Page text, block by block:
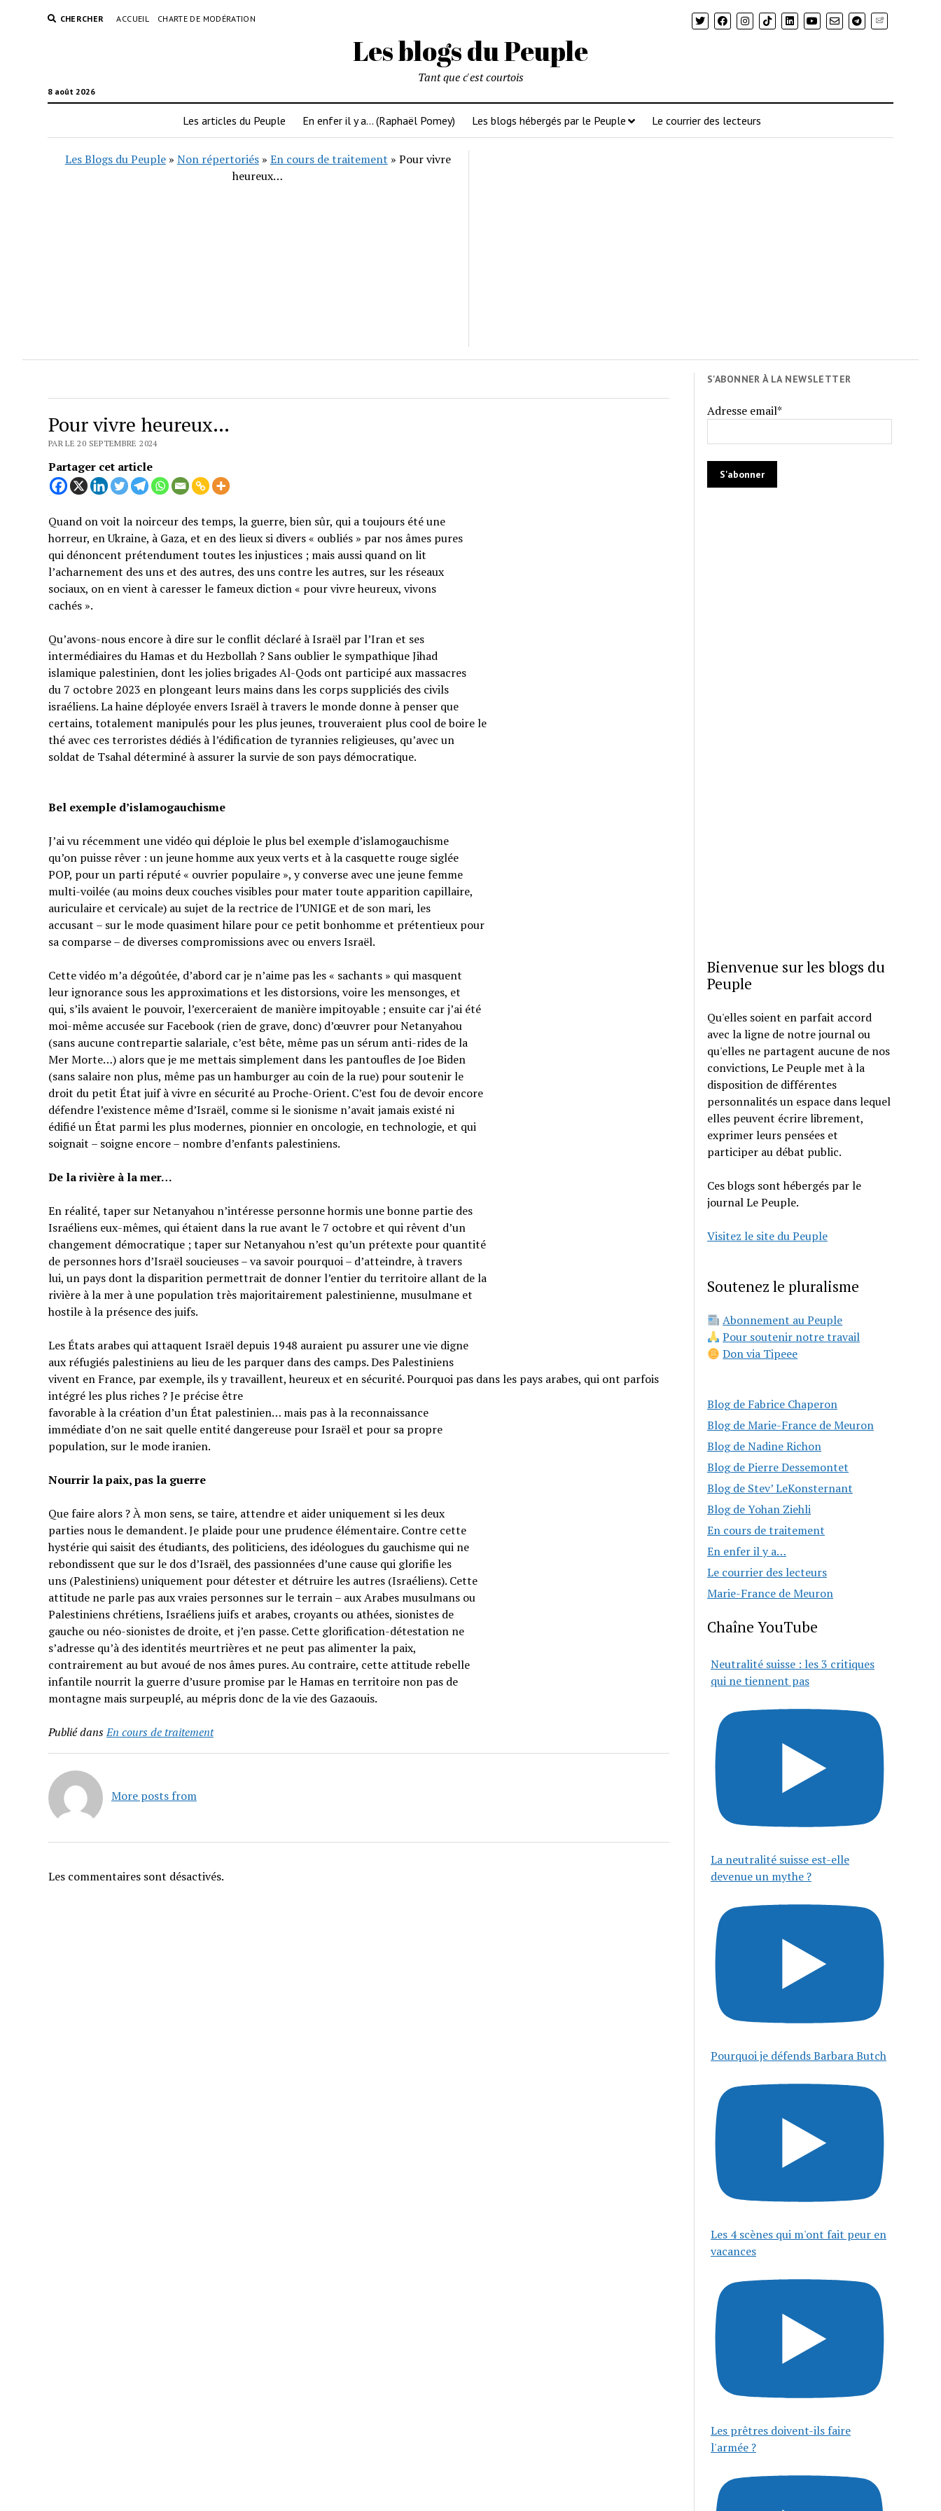
CHERCHER ACCUEIL CHARTE DE MODÉRATION Newsletter
Les blogs du Peuple
8 août 2026
Tant que c'est courtois
Les articles du Peuple En enfer il y a… (Raphaël Pomey) Les blogs hébergés par le Peuple Le courrier des lecteurs
Les Blogs du Peuple» Non répertoriés» En cours de traitement » Pour vivre
heureux…
Pour vivre heureux…
PAR LE 20 SEPTEMBRE 2024
Partager cet article
Quand on voit la noirceur des temps, la guerre, bien sûr, qui a toujours été une
horreur, en Ukraine, à Gaza, et en des lieux si divers « oubliés » par nos âmes pures
qui dénoncent prétendument toutes les injustices ; mais aussi quand on lit
l’acharnement des uns et des autres, des uns contre les autres, sur les réseaux
sociaux, on en vient à caresser le fameux diction « pour vivre heureux, vivons
cachés ».
Qu’avons-nous encore à dire sur le conflit déclaré à Israël par l’Iran et ses
intermédiaires du Hamas et du Hezbollah ? Sans oublier le sympathique Jihad
islamique palestinien, dont les jolies brigades Al-Qods ont participé aux massacres
du 7 octobre 2023 en plongeant leurs mains dans les corps suppliciés des civils
israéliens. La haine déployée envers Israël à travers le monde donne à penser que
certains, totalement manipulés pour les plus jeunes, trouveraient plus cool de boire le
thé avec ces terroristes dédiés à l’édification de tyrannies religieuses, qu’avec un
soldat de Tsahal déterminé à assurer la survie de son pays démocratique.
Bel exemple d’islamogauchisme
J’ai vu récemment une vidéo qui déploie le plus bel exemple d’islamogauchisme
qu’on puisse rêver : un jeune homme aux yeux verts et à la casquette rouge siglée
POP, pour un parti réputé « ouvrier populaire », y converse avec une jeune femme
multi-voilée (au moins deux couches visibles pour mater toute apparition capillaire,
auriculaire et cervicale) au sujet de la rectrice de l’UNIGE et de son mari, les
accusant – sur le mode quasiment hilare pour ce petit bonhomme et prétentieux pour
sa comparse – de diverses compromissions avec ou envers Israël.
Cette vidéo m’a dégoûtée, d’abord car je n’aime pas les « sachants » qui masquent
leur ignorance sous les approximations et les distorsions, voire les mensonges, et
qui, s’ils avaient le pouvoir, l’exerceraient de manière impitoyable ; ensuite car j’ai été
moi-même accusée sur Facebook (rien de grave, donc) d’œuvrer pour Netanyahou
(sans aucune contrepartie salariale, c’est bête, même pas un sérum anti-rides de la
Mer Morte…) alors que je me mettais simplement dans les pantoufles de Joe Biden
(sans salaire non plus, même pas un hamburger au coin de la rue) pour soutenir le
droit du petit État juif à vivre en sécurité au Proche-Orient. C’est fou de devoir encore
défendre l’existence même d’Israël, comme si le sionisme n’avait jamais existé ni
édifié un État parmi les plus modernes, pionnier en oncologie, en technologie, et qui
soignait – soigne encore – nombre d’enfants palestiniens.
De la rivière à la mer…
En réalité, taper sur Netanyahou n’intéresse personne hormis une bonne partie des
Israéliens eux-mêmes, qui étaient dans la rue avant le 7 octobre et qui rêvent d’un
changement démocratique ; taper sur Netanyahou n’est qu’un prétexte pour quantité
de personnes hors d’Israël soucieuses – va savoir pourquoi – d’atteindre, à travers
lui, un pays dont la disparition permettrait de donner l’entier du territoire allant de la
rivière à la mer à une population très majoritairement palestinienne, musulmane et
hostile à la présence des juifs.
Les États arabes qui attaquent Israël depuis 1948 auraient pu assurer une vie digne
aux réfugiés palestiniens au lieu de les parquer dans des camps. Des Palestiniens
vivent en France, par exemple, ils y travaillent, heureux et en sécurité. Pourquoi pas dans les pays arabes, qui ont parfois
intégré les plus riches ? Je précise être
favorable à la création d’un État palestinien… mais pas à la reconnaissance
immédiate d’on ne sait quelle entité dangereuse pour Israël et pour sa propre
population, sur le mode iranien.
Nourrir la paix, pas la guerre
Que faire alors ? À mon sens, se taire, attendre et aider uniquement si les deux
parties nous le demandent. Je plaide pour une prudence élémentaire. Contre cette
hystérie qui saisit des étudiants, des politiciens, des idéologues du gauchisme qui ne
rebondissent que sur le dos d’Israël, des passionnées d’une cause qui glorifie les
uns (Palestiniens) uniquement pour détester et détruire les autres (Israéliens). Cette
attitude ne parle pas aux vraies personnes sur le terrain – aux Arabes musulmans ou
Palestiniens chrétiens, Israéliens juifs et arabes, croyants ou athées, sionistes de
gauche ou néo-sionistes de droite, et j’en passe. Cette glorification-détestation ne
s’adresse qu’à des identités meurtrières et ne peut pas alimenter la paix,
contrairement au but avoué de nos âmes pures. Au contraire, cette attitude rebelle
infantile nourrit la guerre d’usure promise par le Hamas en territoire non pas de
montagne mais surpeuplé, au mépris donc de la vie des Gazaouis.
Publié dansEn cours de traitement
More posts from
Les commentaires sont désactivés.
S'ABONNER À LA NEWSLETTER
Adresse email*
Bienvenue sur les blogs du
Peuple
Qu'elles soient en parfait accord
avec la ligne de notre journal ou
qu'elles ne partagent aucune de nos
convictions, Le Peuple met à la
disposition de différentes
personnalités un espace dans lequel
elles peuvent écrire librement,
exprimer leurs pensées et
participer au débat public.
Ces blogs sont hébergés par le
journal Le Peuple.
Visitez le site du Peuple
Soutenez le pluralisme
Abonnement au Peuple
Pour soutenir notre travail
Don via Tipeee
Blog de Fabrice Chaperon
Blog de Marie-France de Meuron
Blog de Nadine Richon
Blog de Pierre Dessemontet
Blog de Stev’ LeKonsternant
Blog de Yohan Ziehli
En cours de traitement
En enfer il y a…
Le courrier des lecteurs
Marie-France de Meuron
Chaîne YouTube
Neutralité suisse : les 3 critiques
qui ne tiennent pas
La neutralité suisse est-elle
devenue un mythe ?
Pourquoi je défends Barbara Butch
Les 4 scènes qui m'ont fait peur en
vacances
Les prêtres doivent-ils faire
l'armée ?